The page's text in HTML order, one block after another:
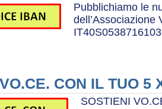
Pubblichiamo le
dell’Associazione
CON IL TUO 5
SOSTIENI